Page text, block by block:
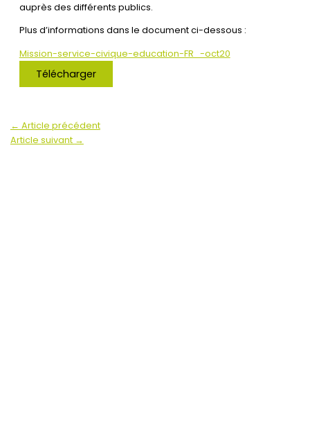
auprès des différents publics.
Plus d’informations dans le document ci-dessous :
Mission-service-civique-education-FR_-oct20
Télécharger
← Article précédent
Article suivant →